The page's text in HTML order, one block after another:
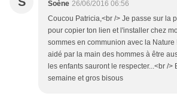
Soène 26/06/2016 06:56
Coucou Patricia,<br /> Je passe sur la
pour copier ton lien et l'installer chez
sommes en communion avec la Nature
aidé par la main des hommes à être
les enfants sauront le respecter...<br />
semaine et gros bisous